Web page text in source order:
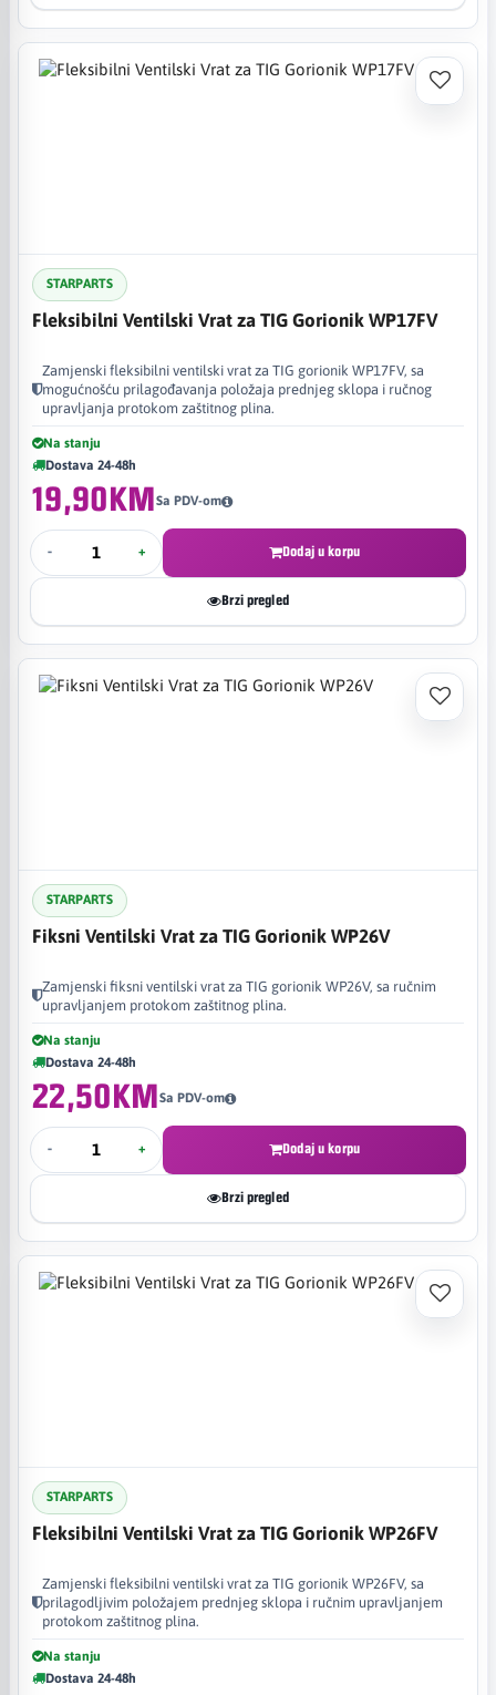
STARPARTS
Fleksibilni Ventilski Vrat za TIG Gorionik WP17FV
Zamjenski fleksibilni ventilski vrat za TIG gorionik WP17FV, sa
mogućnošću prilagođavanja položaja prednjeg sklopa i ručnog
upravljanja protokom zaštitnog plina.
Na stanju
Dostava 24-48h
19,90KMSa PDV-om
- + Dodaj u korpu
Brzi pregled
STARPARTS
Fiksni Ventilski Vrat za TIG Gorionik WP26V
Zamjenski fiksni ventilski vrat za TIG gorionik WP26V, sa ručnim
upravljanjem protokom zaštitnog plina.
Na stanju
Dostava 24-48h
22,50KMSa PDV-om
- + Dodaj u korpu
Brzi pregled
STARPARTS
Fleksibilni Ventilski Vrat za TIG Gorionik WP26FV
Zamjenski fleksibilni ventilski vrat za TIG gorionik WP26FV, sa
prilagodljivim položajem prednjeg sklopa i ručnim upravljanjem
protokom zaštitnog plina.
Na stanju
Dostava 24-48h